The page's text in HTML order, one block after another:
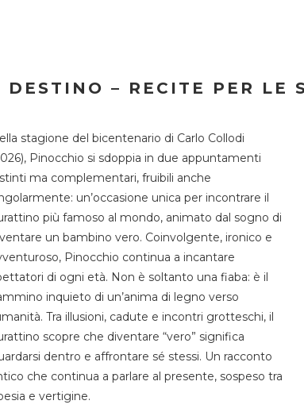
– RECITE PER LE
stagione del bicentenario di Carlo Collodi
Pinocchio si sdoppia in due appuntamenti
ma complementari, fruibili anche
un’occasione unica per incontrare il
più famoso al mondo, animato dal sogno di
un bambino vero. Coinvolgente, ironico e
Pinocchio continua a incantare
di ogni età. Non è soltanto una fiaba: è il
inquieto di un’anima di legno verso
Tra illusioni, cadute e incontri grotteschi, il
scopre che diventare “vero” significa
dentro e affrontare sé stessi. Un racconto
che continua a parlare al presente, sospeso tra
e vertigine.